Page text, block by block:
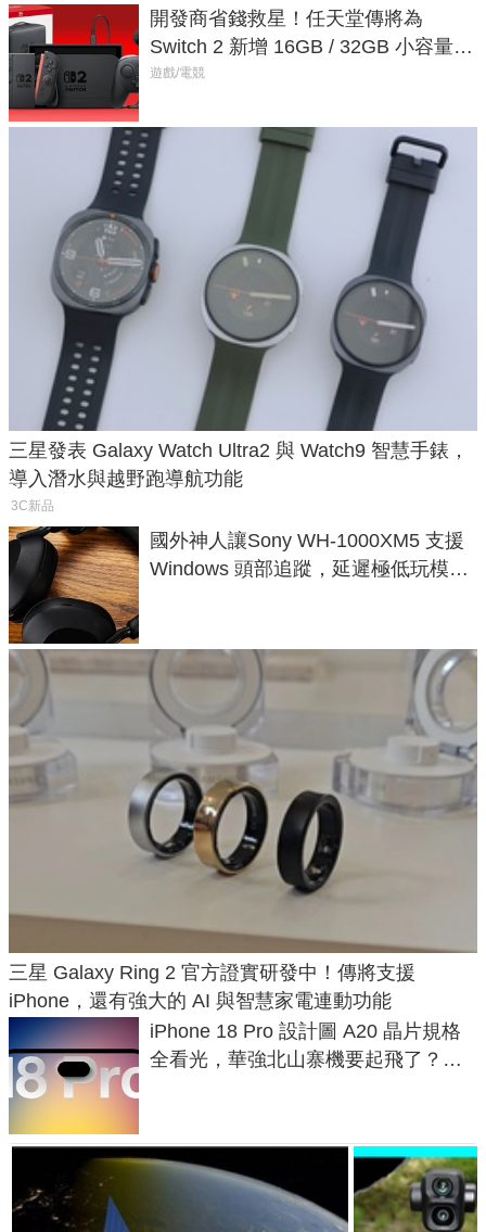
開發商省錢救星！任天堂傳將為
Switch 2 新增 16GB / 32GB 小容量遊
戲卡的選擇
遊戲/電競
三星發表 Galaxy Watch Ultra2 與 Watch9 智慧手錶，
導入潛水與越野跑導航功能
3C新品
國外神人讓Sony WH-1000XM5 支援
Windows 頭部追蹤，延遲極低玩模擬
三星 Galaxy Ring 2 官方證實研發中！傳將支援
iPhone，還有強大的 AI 與智慧家電連動功能
iPhone 18 Pro 設計圖 A20 晶片規格
全看光，華強北山寨機要起飛了？專